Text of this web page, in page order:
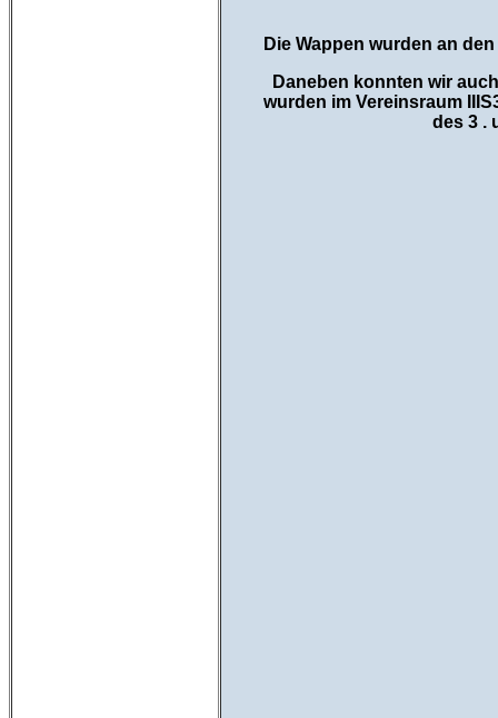
Die Wappen wurden an
Daneben konnten wir
wurden im Vereinsraum
des 3 .